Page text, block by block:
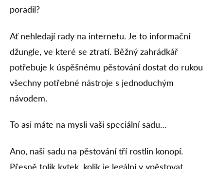
poradil?
Ať nehledají rady na internetu. Je to informační
džungle, ve které se ztratí. Běžný zahrádkář
potřebuje k úspěšnému pěstování dostat do rukou
všechny potřebné nástroje s jednoduchým
návodem.
To asi máte na mysli vaši speciální sadu…
Ano, naši sadu na pěstování tří rostlin konopí.
Přesně tolik kytek, kolik je legální v ypěstovat.